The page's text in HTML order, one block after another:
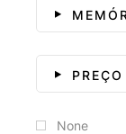
PREÇO
None